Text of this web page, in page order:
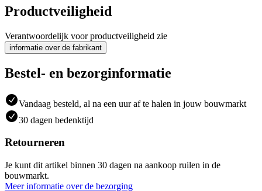
Productveiligheid
Verantwoordelijk voor productveiligheid zie
informatie over de fabrikant
Bestel- en bezorginformatie
Vandaag besteld, al na een uur af te halen in jouw bouwmarkt
30 dagen bedenktijd
Retourneren
Je kunt dit artikel binnen 30 dagen na aankoop ruilen in de
bouwmarkt.
Meer informatie over de bezorging